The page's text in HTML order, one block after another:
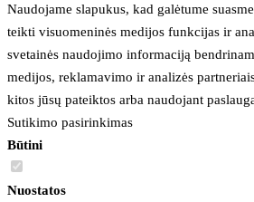
Naudojame slapukus, kad galėtume
teikti visuomeninės medijos funkcijas ir
svetainės naudojimo informaciją
medijos, reklamavimo ir analizės
kitos jūsų pateiktos arba naudojant
Sutikimo pasirinkimas
Būtini
Nuostatos